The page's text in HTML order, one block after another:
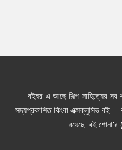
বইঘর-এ আছে শিল্প-সাহিত্যের সব
সদ্যপ্রকাশিত কিংবা এক্সক্লুসিভ
রয়েছে 'বই